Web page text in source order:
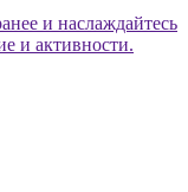
и наслаждайтесь
и активности.